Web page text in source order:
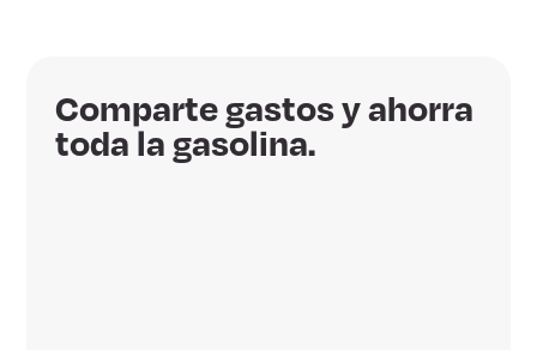
Comparte gastos y ahorra
toda la gasolina.